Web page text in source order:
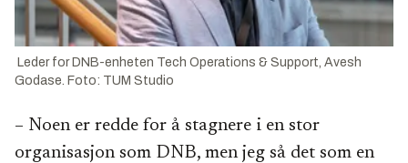
Leder for DNB-enheten Tech Operations & Support, Avesh
Godase. Foto: TUM Studio
– Noen er redde for å stagnere i en stor
organisasjon som DNB, men jeg så det som en